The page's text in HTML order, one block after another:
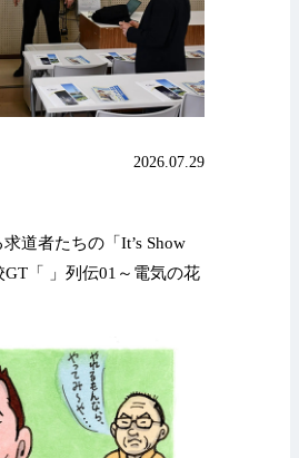
道者たちの「It’s Show
「 」列伝01～電気の花
2026.07.29